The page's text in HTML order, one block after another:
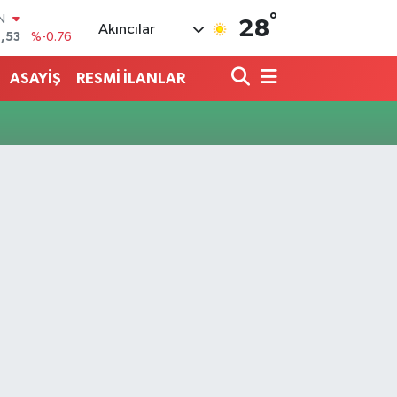
%-0.76
%0.01
Akıncılar 28°
ASAYİŞ RESMİ İLANLAR